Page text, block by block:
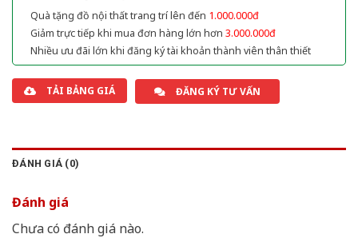
Quà tặng đồ nội thất trang trí lên đến 1.000.000đ
Giảm trực tiếp khi mua đơn hàng lớn hơn 3.000.000đ
Nhiều ưu đãi lớn khi đăng ký tài khoản thành viên thân thiết
TẢI BẢNG GIÁ ĐĂNG KÝ TƯ VẤN
ĐÁNH GIÁ (0)
Đánh giá
Chưa có đánh giá nào.